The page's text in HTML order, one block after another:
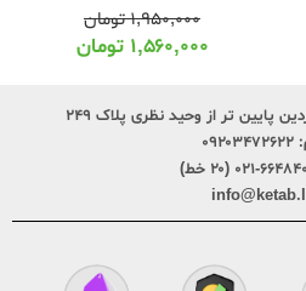
۲۹۰,۰۰۰تومان
۲۲۹,۰۰۰تومان
۰۹۲۰۳۴۷۲۶۲۲
۰۲۱ (۲۰ خط)